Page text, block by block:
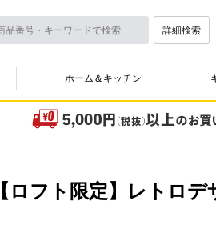
詳細検索
ホーム＆キッチン
【ロフト限定】レトロ